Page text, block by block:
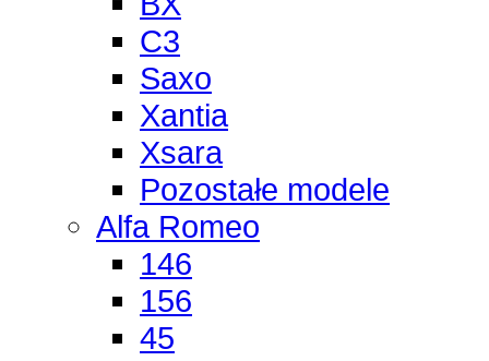
C3
Saxo
Xantia
Xsara
Pozostałe modele
Alfa Romeo
146
156
45